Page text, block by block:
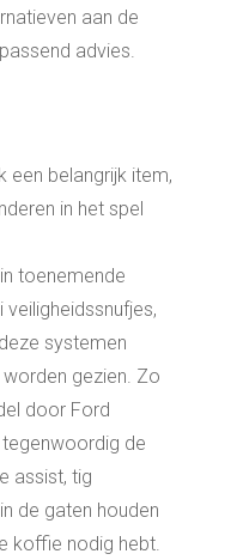
aan de
advies.
een belangrijk item,
in het spel
toenemende
systemen
gezien. Zo
door Ford
de
assist, tig
de gaten houden
koffie nodig hebt.